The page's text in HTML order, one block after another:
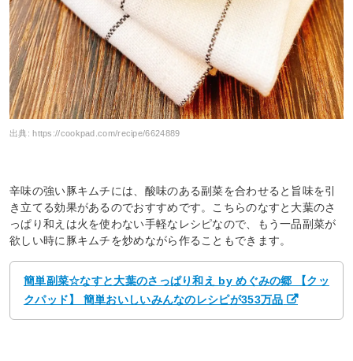
出典:https://cookpad.com/recipe/6624889
辛味の強い豚キムチには、酸味のある副菜を合わせると旨味を引
き立てる効果があるのでおすすめです。こちらのなすと大葉のさ
っぱり和えは火を使わない手軽なレシピなので、もう一品副菜が
欲しい時に豚キムチを炒めながら作ることもできます。
簡単副菜☆なすと大葉のさっぱり和え by めぐみの郷 【クッ
クパッド】 簡単おいしいみんなのレシピが353万品